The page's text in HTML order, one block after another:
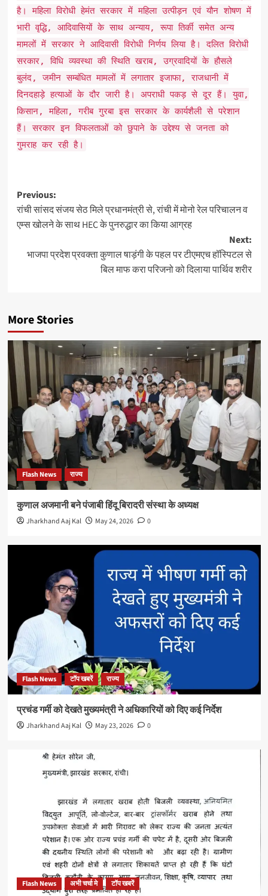
है। महिला विरोधी हेमंत सरकार में महिला उत्पीड़न एवं यौन शोषण में
भारी वृद्धि, आदिवासियों के साथ अन्याय, रूपा तिर्की समेत अन्य
मामलों में सरकार ने आदिवासी विरोधी निर्णय लिया है। दलित विरोधी
सरकार, विधि व्यवस्था की स्थिति खराब, उग्रवादियों के हौसले
बुलंद, जमीन सम्बंधित मामलों में लगातार इजाफा, राजधानी में
दिनदहाड़े हत्याओं के दौर जारी है। अपराधी पकड़ से दूर हैं। युवा,
किसान, महिला, गरीब गुरबा इस सरकार के कार्यशैली से परेशान
हैं। सरकार इन विफलताओं को छुपाने के उद्देश्य से जनता को
गुमराह कर रही है।
Post
navigation
Previous:
रांची सांसद संजय सेठ मिले प्रधानमंत्री से, रांची में मोनो रेल परिचालन व
एम्स खोलने के साथ HEC के पुनरुद्धार का किया आग्रह
Next:
भाजपा प्रदेश प्रवक्ता कुणाल षाड़ंगी के पहल पर टीएमएच हॉस्पिटल से
बिल माफ करा परिजनो को दिलाया पार्थिव शरीर
More Stories
Flash News राज्य
कुणाल अजमानी बने पंजाबी हिंदू बिरादरी संस्था के अध्यक्ष
Jharkhand Aaj Kal May 24, 2026 0
Flash News टॉप खबरें राज्य
प्रचंड गर्मी को देखते मुख्यमंत्री ने अधिकारियों को दिए कई निर्देश
Jharkhand Aaj Kal May 23, 2026 0
Flash News अभी चर्चा मे टॉप खबरें